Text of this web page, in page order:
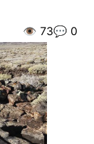
👁️ 73💬 0